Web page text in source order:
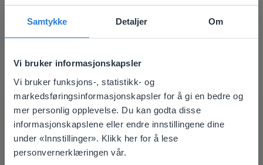
Samtykke Detaljer Om
Vi bruker informasjonskapsler
Vi bruker funksjons-, statistikk- og
markedsføringsinformasjonskapsler for å gi en bedre og
mer personlig opplevelse. Du kan godta disse
informasjonskapslene eller endre innstillingene dine
under «Innstillinger». Klikk her for å lese
personvernerklæringen vår.
Dagsplanlegger: Sommer
Leksjon
Dagsplanlegger: Sommer
This website doesn't match
your location
Based on your location, we think you might
prefer to visit our English website. There you'll